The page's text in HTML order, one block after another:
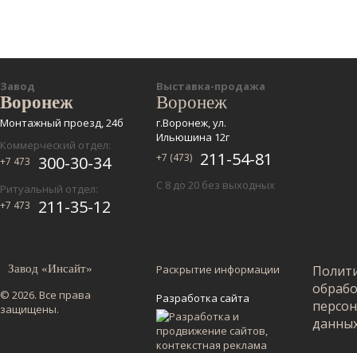
Завод
Воронеж
Монтажный проезд, 24б
Коммерческий отдел:
+7 473 300-30-34
Ритуальный отдел:
+7 473 211-35-12
Выставка-продажа
Воронеж
г.Воронеж, ул.
Ильюшина 12г
+7 (473) 211-54-81
С 8 до 20 без выходных
Завод «Инсайт»
© 2026. Все права
защищены.
Раскрытие информации
Разработка сайта